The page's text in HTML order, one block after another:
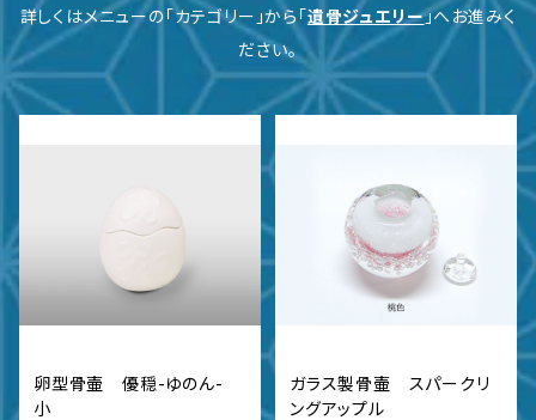
詳しくはメニューの「カテゴリー」から「遺骨ジュエリー」へお進みく
ださい。
卵型骨壷 優穏-ゆのん-
小
ガラス製骨壷 スパークリ
ングアップル